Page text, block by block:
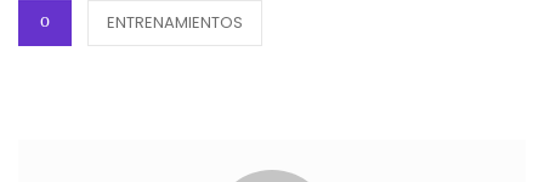
CATEGORIES
ENTRENAMIENTOS